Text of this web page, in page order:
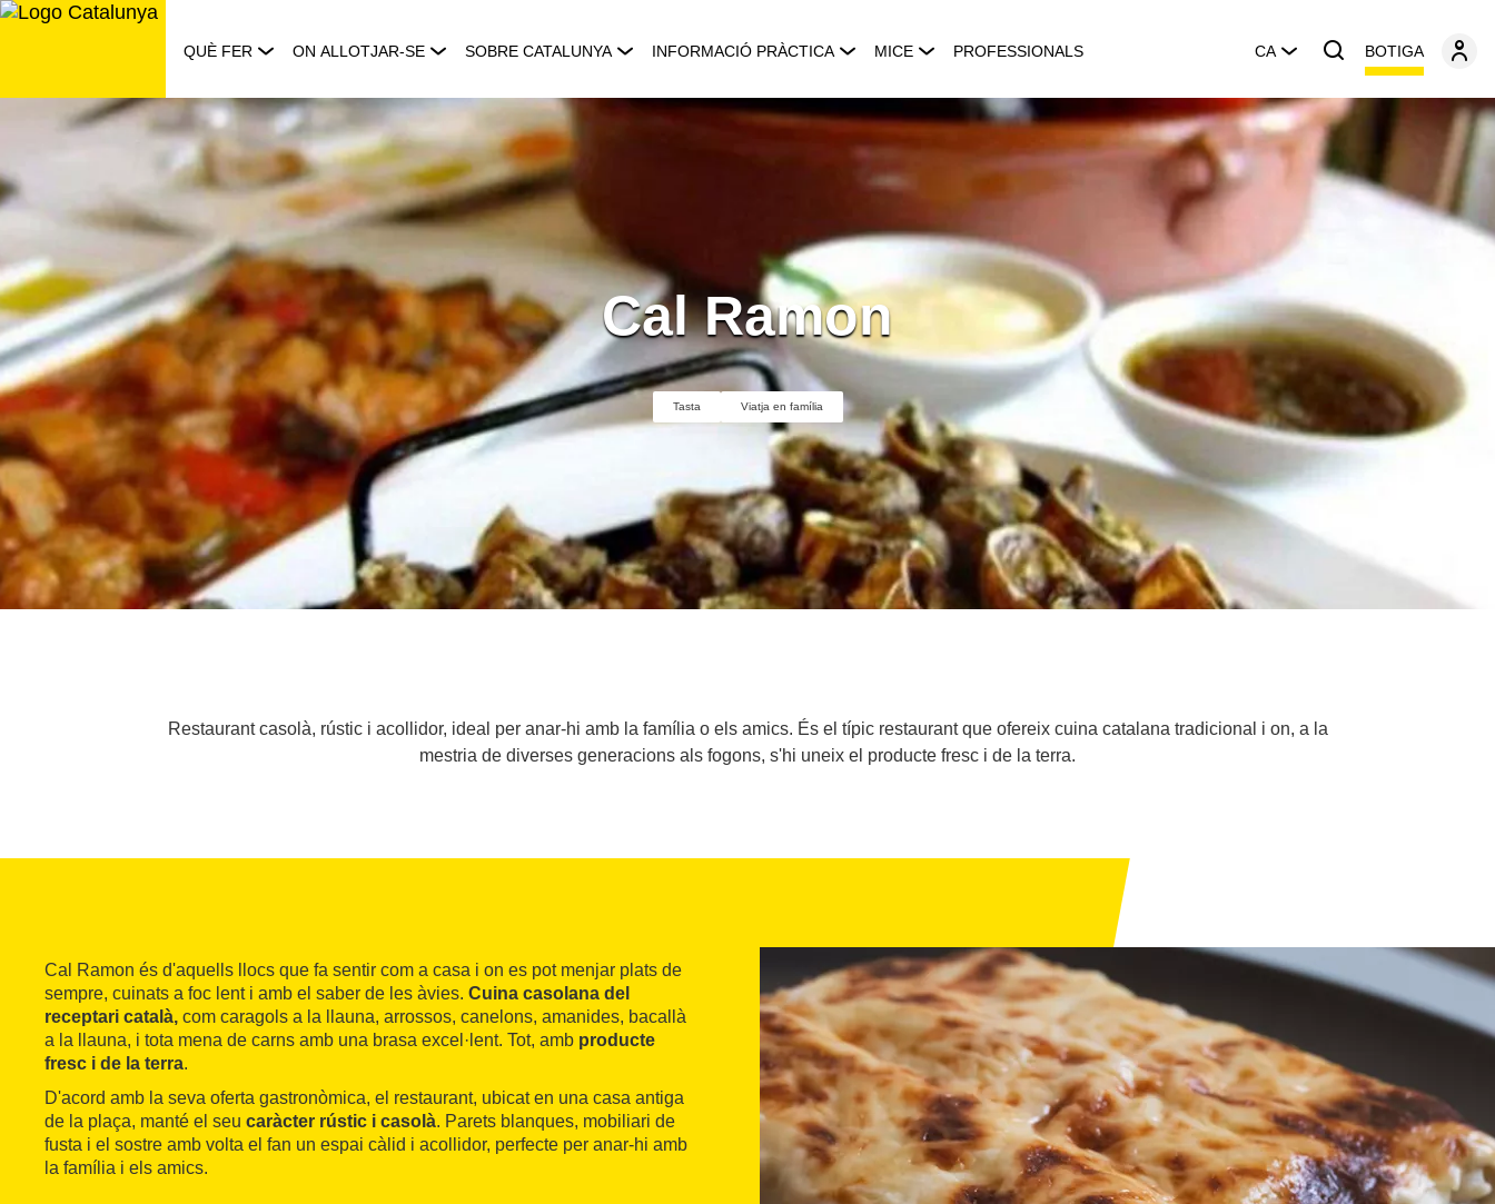
Saltar
QUÈ FER ON ALLOTJAR-SE SOBRE CATALUNYA INFORMACIÓ PRÀCTICA MICE PROFESSIONALS CA BOTIGA
Cal Ramon
Tasta Viatja en família
Restaurant casolà, rústic i acollidor, ideal per anar-hi amb la família o els amics. És el típic restaurant que ofereix cuina catalana tradicional i on, a la
mestria de diverses generacions als fogons, s'hi uneix el producte fresc i de la terra.
Cal Ramon és d'aquells llocs que fa sentir com a casa i on es pot menjar plats de
sempre, cuinats a foc lent i amb el saber de les àvies. Cuina casolana del
receptari català, com caragols a la llauna, arrossos, canelons, amanides, bacallà
a la llauna, i tota mena de carns amb una brasa excel·lent. Tot, amb producte
fresc i de la terra.
D'acord amb la seva oferta gastronòmica, el restaurant, ubicat en una casa antiga
de la plaça, manté el seu caràcter rústic i casolà. Parets blanques, mobiliari de
fusta i el sostre amb volta el fan un espai càlid i acollidor, perfecte per anar-hi amb
la família i els amics.